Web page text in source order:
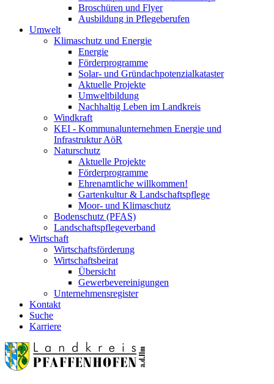
Broschüren und Flyer
Ausbildung in Pflegeberufen
Umwelt
Klimaschutz und Energie
Energie
Förderprogramme
Solar- und Gründachpotenzialkataster
Aktuelle Projekte
Umweltbildung
Nachhaltig Leben im Landkreis
Windkraft
KEI - Kommunalunternehmen Energie und
Infrastruktur AöR
Naturschutz
Aktuelle Projekte
Förderprogramme
Ehrenamtliche willkommen!
Gartenkultur & Landschaftspflege
Moor- und Klimaschutz
Bodenschutz (PFAS)
Landschaftspflegeverband
Wirtschaft
Wirtschaftsförderung
Wirtschaftsbeirat
Übersicht
Gewerbevereinigungen
Unternehmensregister
Kontakt
Suche
Karriere